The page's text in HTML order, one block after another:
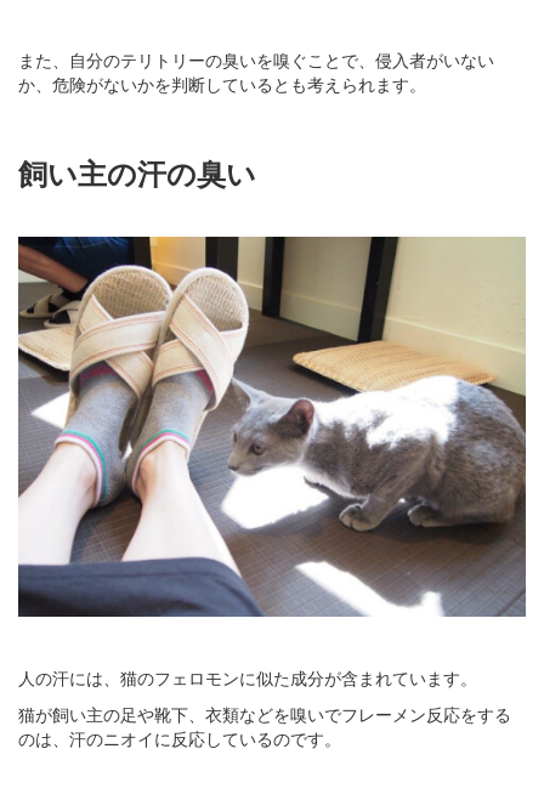
また、自分のテリトリーの臭いを嗅ぐことで、侵入者がいない
か、危険がないかを判断しているとも考えられます。
飼い主の汗の臭い
人の汗には、猫のフェロモンに似た成分が含まれています。
猫が飼い主の足や靴下、衣類などを嗅いでフレーメン反応をする
のは、汗のニオイに反応しているのです。